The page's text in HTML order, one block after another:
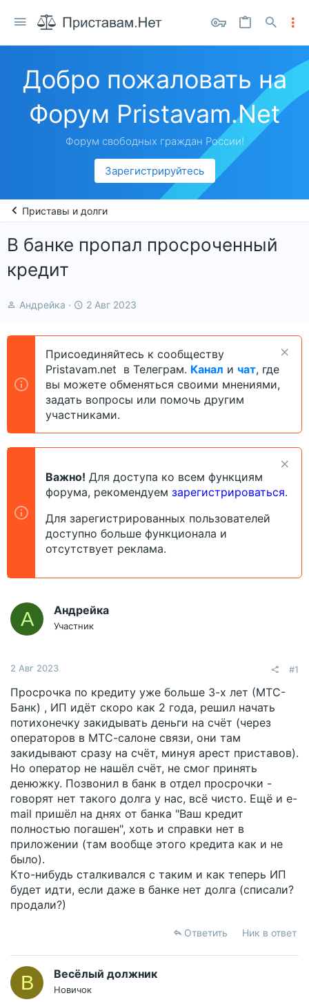
Добро пожаловать на
Форум Pristavam.Net
Форум свободных граждан России!
Зарегистрируйтесь
Приставы и долги
В банке пропал просроченный
кредит
А
е
Андрейка
Д
н
а
ч
а
а
2 Авг 2023
Присоединяйтесь к сообществу
Pristavam.net в Телеграм. Канал и чат, где
вы можете обменяться своими мнениями,
задать вопросы или помочь другим
участниками.
Важно! Для доступа ко всем функциям
форума, рекомендуем зарегистрироваться.
Для зарегистрированных пользователей
доступно больше функционала и
отсутствует реклама.
А Андрейка
Участник
2 Авг 2023 #1
Просрочка по кредиту уже больше 3-х лет (МТС-
Банк) , ИП идёт скоро как 2 года, решил начать
потихонечку закидывать деньги на счёт (через
операторов в МТС-салоне связи, они там
закидывают сразу на счёт, минуя арест приставов).
Но оператор не нашёл счёт, не смог принять
денюжку. Позвонил в банк в отдел просрочки -
говорят нет такого долга у нас, всё чисто. Ещё и e-
mail пришёл на днях от банка "Ваш кредит
полностью погашен", хоть и справки нет в
приложении (там вообще этого кредита как и не
было).
Кто-нибудь сталкивался с таким и как теперь ИП
будет идти, если даже в банке нет долга (списали?
продали?)
Ответить Ник в ответ
В Весёлый должник
Новичок